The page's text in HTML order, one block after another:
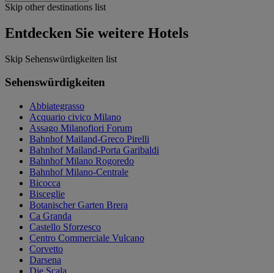
Skip other destinations list
Entdecken Sie weitere Hotels
Skip Sehenswürdigkeiten list
Sehenswürdigkeiten
Abbiategrasso
Acquario civico Milano
Assago Milanofiori Forum
Bahnhof Mailand-Greco Pirelli
Bahnhof Mailand-Porta Garibaldi
Bahnhof Milano Rogoredo
Bahnhof Milano-Centrale
Bicocca
Bisceglie
Botanischer Garten Brera
Ca Granda
Castello Sforzesco
Centro Commerciale Vulcano
Corvetto
Darsena